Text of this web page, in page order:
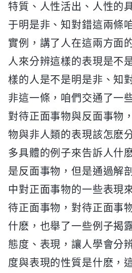
特質、人性活出、人性的
于明是非、知對錯這兩條
實例，講了人在這兩方面
人來分辨這樣的表現是不
樣的人是不是明是非、知
非這一條，咱們交通了一
對待正面事物與反面事物
物與非人類的表現該怎麽
多具體的例子來告訴人什
是反面事物，但是通過解
中對正面事物的一些表現
待正面事物，對待正面事
什麽，也舉了一些例子揭
態度、表現，讓人學會分
度與表現的性質是什麽，